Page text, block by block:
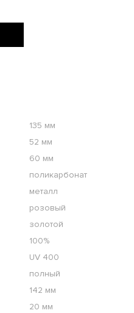
135 мм
52 мм
60 мм
поликарбонат
металл
розовый
золотой
100%
UV 400
полный
142 мм
20 мм